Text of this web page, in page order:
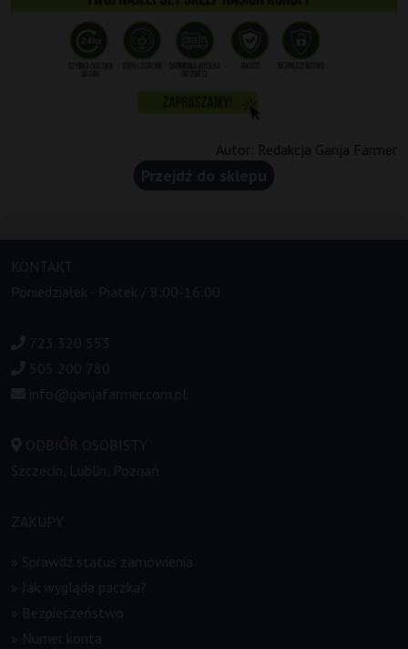
Autor: Redakcja Ganja Farmer
Przejdź do sklepu
KONTAKT
Poniedziałek - Piatek / 8:00-16:00
723 320 553
505 200 780
info@ganjafarmer.com.pl
ODBIÓR OSOBISTY
Szczecin, Lublin, Poznań
ZAKUPY
Sprawdź status zamówienia
Jak wygląda paczka?
Bezpieczeństwo
Numer konta